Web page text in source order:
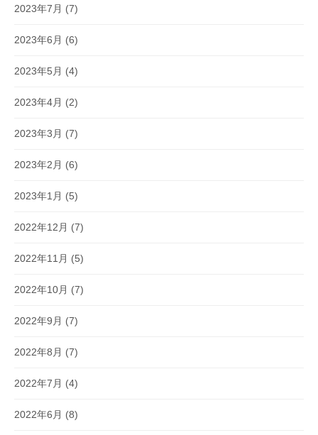
2023年7月 (7)
2023年6月 (6)
2023年5月 (4)
2023年4月 (2)
2023年3月 (7)
2023年2月 (6)
2023年1月 (5)
2022年12月 (7)
2022年11月 (5)
2022年10月 (7)
2022年9月 (7)
2022年8月 (7)
2022年7月 (4)
2022年6月 (8)